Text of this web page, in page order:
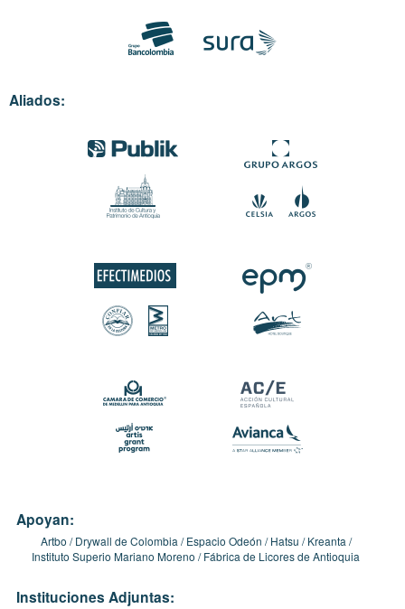
Aliados:
Apoyan:
Artbo Drywall de Colombia Espacio Odeón Hatsu
Kreanta
Instituto Superio Mariano Moreno
Fábrica de Licores de Antioquia
Instituciones Adjuntas: